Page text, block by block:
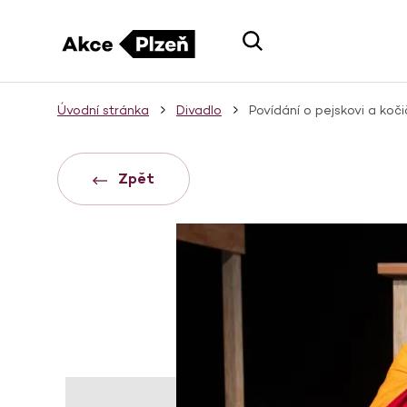
Úvodní stránka Divadlo Povídání o pejskovi a
Zpět